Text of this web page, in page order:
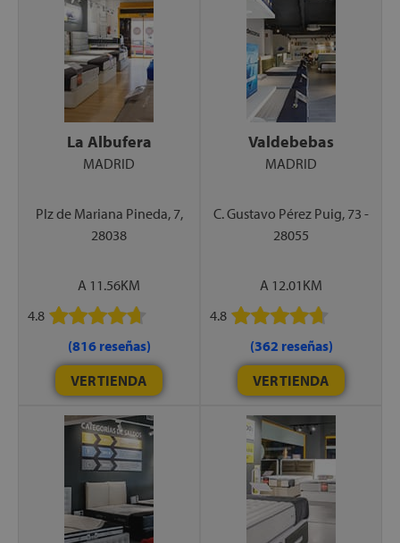
La Albufera
MADRID
Plz de Mariana Pineda, 7,
28038
A 11.56KM
4.8
(816 reseñas)
VER TIENDA
Valdebebas
MADRID
C. Gustavo Pérez Puig, 73 -
28055
A 12.01KM
4.8
(362 reseñas)
VER TIENDA